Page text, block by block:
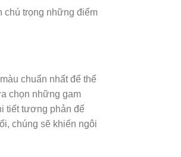
chú trọng những điểm
chuẩn nhất để thể
chọn những gam
tiết tương phản để
chúng sẽ khiến ngôi